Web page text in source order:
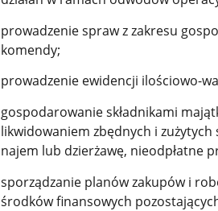
prowadzenie spraw z zakresu
komendy;
prowadzenie ewidencji ilościowo-
gospodarowanie składnikami
likwidowaniem zbędnych i
najem lub dzierżawę, nieodpłatne
sporządzanie planów zakupów i
środków finansowych